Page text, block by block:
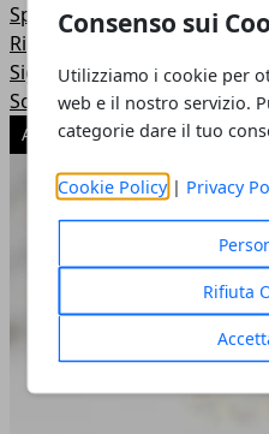
Consenso sui
Utilizziamo i cookie per
web e il nostro servizio.
categorie dare il tuo
Cookie Policy | Privacy
Rifiuta
Sport
Riparazioni Elettronica
Significati e Simboli
Sogni e Dintorni
ARTICOLI POPOLARI